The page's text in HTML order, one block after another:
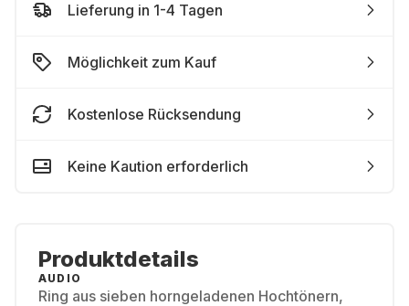
Lieferung in 1-4 Tagen
Möglichkeit zum Kauf
Kostenlose Rücksendung
Keine Kaution erforderlich
Produktdetails
AUDIO
Ring aus sieben horngeladenen Hochtönern,